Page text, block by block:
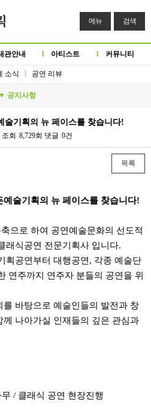
메뉴 검색
관안내 l 아티스트 l 커뮤니티
소식 l 공연 리뷰
▼ 공지사항
술기획의 뉴 페이스를 찾습니다!
조회 8,729회 댓글 0건
목록
술기획의 뉴 페이스를 찾습니다!
으로 하여 공연예술문화의 선도적
래식공연 전문기획사 입니다.
획공연부터 대행공연, 각종 예술단
연주까지 연주자 분들의 공연을 위
바탕으로 예술인들의 발전과 창
나아가실 인재들의 깊은 관심과
/ 클래식 공연 현장진행